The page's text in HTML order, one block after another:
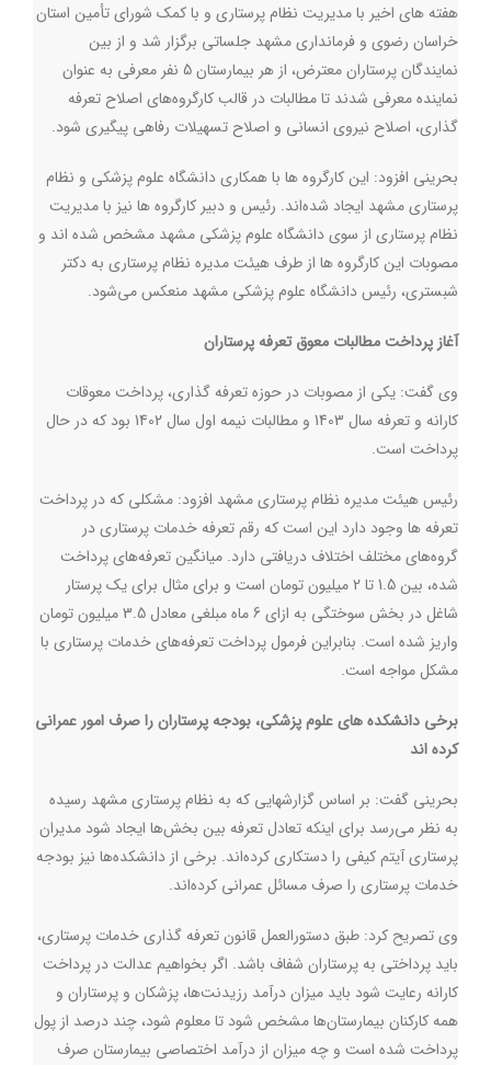
هفته های اخیر با مدیریت نظام پرستاری و با کمک شورای تأمین استان
خراسان رضوی و فرمانداری مشهد جلساتی برگزار شد و از بین
نمایندگان پرستاران معترض، از هر بیمارستان 5 نفر معرفی به عنوان
نماینده معرفی شدند تا مطالبات در قالب کارگروه‌های اصلاح تعرفه
گذاری، اصلاح نیروی انسانی و اصلاح تسهیلات رفاهی پیگیری شود.
بحرینی افزود: این کارگروه ها با همکاری دانشگاه علوم پزشکی و نظام
پرستاری مشهد ایجاد شده‌اند. رئیس و دبیر کارگروه ها نیز با مدیریت
نظام پرستاری از سوی دانشگاه علوم پزشکی مشهد مشخص شده اند و
مصوبات این کارگروه ها از طرف هیئت مدیره نظام پرستاری به دکتر
شبستری، رئیس دانشگاه علوم پزشکی مشهد منعکس می‌شود.
آغاز پرداخت مطالبات معوق تعرفه پرستاران
وی گفت: یکی از مصوبات در حوزه تعرفه گذاری، پرداخت معوقات
کارانه و تعرفه سال 1403 و مطالبات نیمه اول سال 1402 بود که در حال
پرداخت است.
رئیس هیئت مدیره نظام پرستاری مشهد افزود: مشکلی که در پرداخت
تعرفه ها وجود دارد این است که رقم تعرفه خدمات پرستاری در
گروه‌های مختلف اختلاف دریافتی دارد. میانگین تعرفه‌های پرداخت
شده، بین 1.5 تا 2 میلیون تومان است و برای مثال برای یک پرستار
شاغل در بخش سوختگی به ازای 6 ماه مبلغی معادل 3.5 میلیون تومان
واریز شده است. بنابراین فرمول پرداخت تعرفه‌های خدمات پرستاری با
مشکل مواجه است.
برخی دانشکده های علوم پزشکی، بودجه پرستاران را صرف امور عمرانی
کرده اند
بحرینی گفت: بر اساس گزارشهایی که به نظام پرستاری مشهد رسیده
به نظر می‌رسد برای اینکه تعادل تعرفه بین بخش‌ها ایجاد شود مدیران
پرستاری آیتم کیفی را دستکاری کرده‌اند. برخی از دانشکده‌ها نیز بودجه
خدمات پرستاری را صرف مسائل عمرانی کرده‌اند.
وی تصریح کرد: طبق دستورالعمل قانون تعرفه گذاری خدمات پرستاری،
باید پرداختی به پرستاران شفاف باشد. اگر بخواهیم عدالت در پرداخت
کارانه رعایت شود باید میزان درآمد رزیدنت‌ها، پزشکان و پرستاران و
همه کارکنان بیمارستان‌ها مشخص شود تا معلوم شود، چند درصد از پول
پرداخت شده است و چه میزان از درآمد اختصاصی بیمارستان صرف